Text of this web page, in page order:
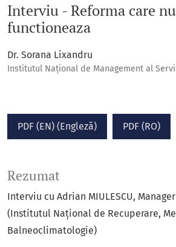
Interviu - Reforma care
functioneaza
Dr. Sorana Lixandru
Institutul Național de Management al
PDF (EN) (Engleză) PDF (RO)
Rezumat
Interviu cu Adrian MIULESCU,
(Institutul Național de Recuperare,
Balneoclimatologie)